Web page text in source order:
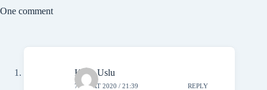
One comment
Kaan Uslu
7 ŞUBAT 2020 / 21:39 REPLY